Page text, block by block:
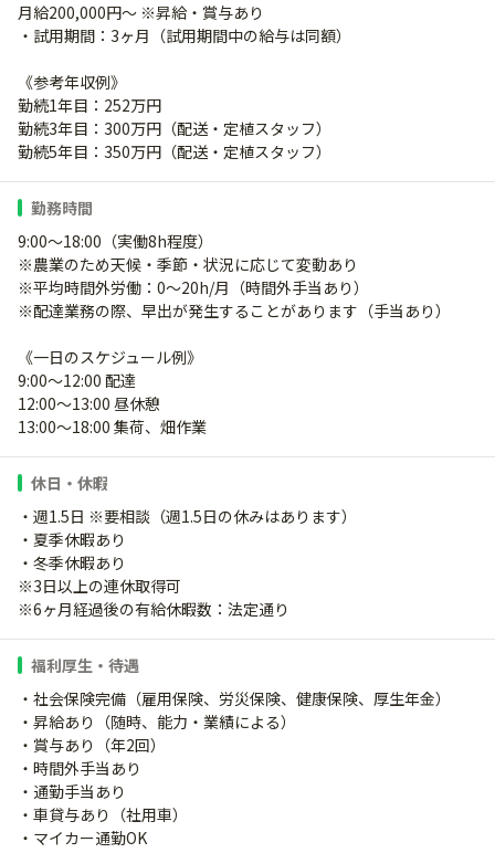
月給200,000円～ ※昇給・賞与あり
・試用期間：3ヶ月（試用期間中の給与は同額）
《参考年収例》
勤続1年目：252万円
勤続3年目：300万円（配送・定植スタッフ）
勤続5年目：350万円（配送・定植スタッフ）
勤務時間
9:00～18:00（実働8h程度）
※農業のため天候・季節・状況に応じて変動あり
※平均時間外労働：0～20h/月（時間外手当あり）
※配達業務の際、早出が発生することがあります（手当あり）
《一日のスケジュール例》
9:00～12:00 配達
12:00～13:00 昼休憩
13:00～18:00 集荷、畑作業
休日・休暇
・週1.5日 ※要相談（週1.5日の休みはあります）
・夏季休暇あり
・冬季休暇あり
※3日以上の連休取得可
※6ヶ月経過後の有給休暇数：法定通り
福利厚生・待遇
・社会保険完備（雇用保険、労災保険、健康保険、厚生年金）
・昇給あり（随時、能力・業績による）
・賞与あり（年2回）
・時間外手当あり
・通勤手当あり
・車貸与あり（社用車）
・マイカー通勤OK